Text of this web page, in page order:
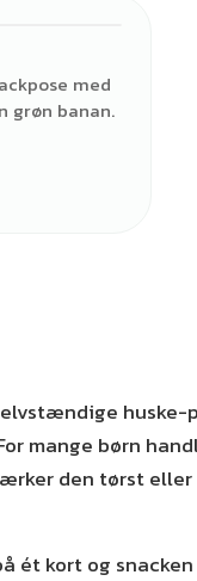
med
grøn banan.
huske-
mange børn
den tørst
ét kort og